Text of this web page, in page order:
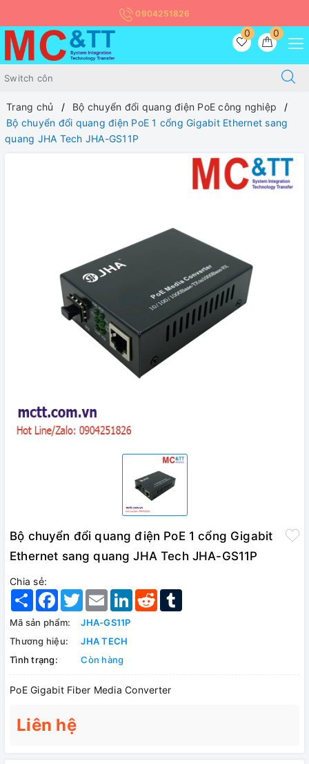
0904251826
0
0
Trang chủ
Bộ chuyển đổi quang điện PoE công nghiệp
Bộ chuyển đổi quang điện PoE 1 cổng Gigabit Ethernet sang
quang JHA Tech JHA-GS11P
Bộ chuyển đổi quang điện PoE 1 cổng Gigabit
Ethernet sang quang JHA Tech JHA-GS11P
Chia sẻ:
Share Facebook
TwitterEmail LinkedInReddit
Mã sản phẩm:
JHA-GS11P
Thương hiệu:
JHA TECH
Tình trạng:
Còn hàng
PoE Gigabit Fiber Media Converter
Liên hệ